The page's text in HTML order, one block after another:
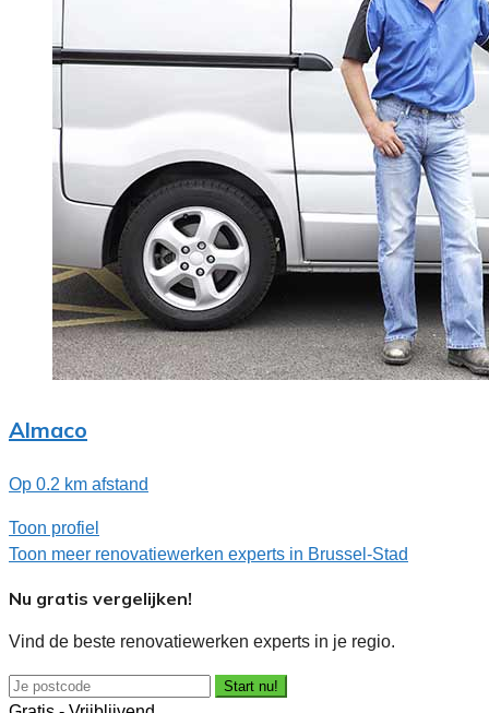
Almaco
Op 0.2 km afstand
Toon profiel
Toon meer renovatiewerken experts in Brussel-Stad
Nu gratis vergelijken!
Vind de beste renovatiewerken experts in je regio.
Start nu!